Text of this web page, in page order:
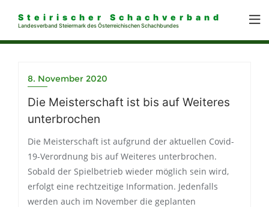
Steirischer Schachverband
Landesverband Steiermark des Österreichischen Schachbundes
8. November 2020
Die Meisterschaft ist bis auf Weiteres
unterbrochen
Die Meisterschaft ist aufgrund der aktuellen Covid-
19-Verordnung bis auf Weiteres unterbrochen.
Sobald der Spielbetrieb wieder möglich sein wird,
erfolgt eine rechtzeitige Information. Jedenfalls
werden auch im November die geplanten